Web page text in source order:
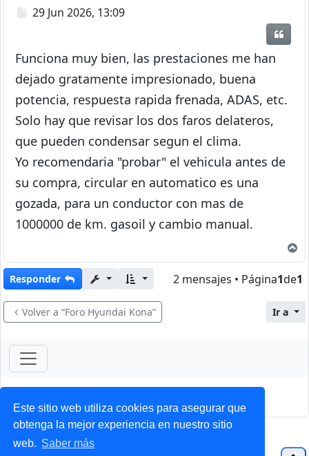
Este sitio web utiliza cookies para asegurar que
obtenga la mejor experiencia en nuestro sitio
web. Saber más
Mensaje
29 Jun 2026, 13:09
Funciona muy bien, las prestaciones me han
dejado gratamente impresionado, buena
potencia, respuesta rapida frenada, ADAS, etc.
Solo hay que revisar los dos faros delateros,
que pueden condensar segun el clima.
Yo recomendaria "probar" el vehicula antes de
su compra, circular en automatico es una
gozada, para un conductor con mas de
1000000 de km. gasoil y cambio manual.
Responder 2 mensajes • Página1de1
Volver a “Foro Hyundai Kona” Ir a
ForoClub 2025
Privacidad| Condiciones